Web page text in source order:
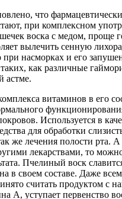
что
при комплексном
воска с медом, проще
вылечить сенную
при насморках и его
как различные
астме.
витаминов в его
Используется в
для обработки
же лечения полости рта. А
лекарствами, то
Пчелиный воск
в своем составе. Даже всем
считать продуктом с
А, уступает первенство